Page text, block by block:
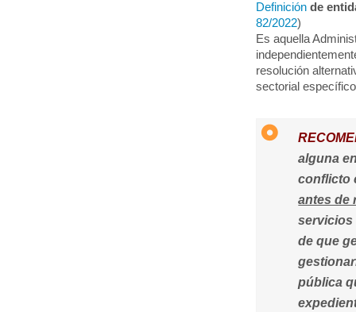
Definición de
82/2022)
Es aquella
resolución
sectorial
alguna
conflicto
antes de
servicios
de que
pública